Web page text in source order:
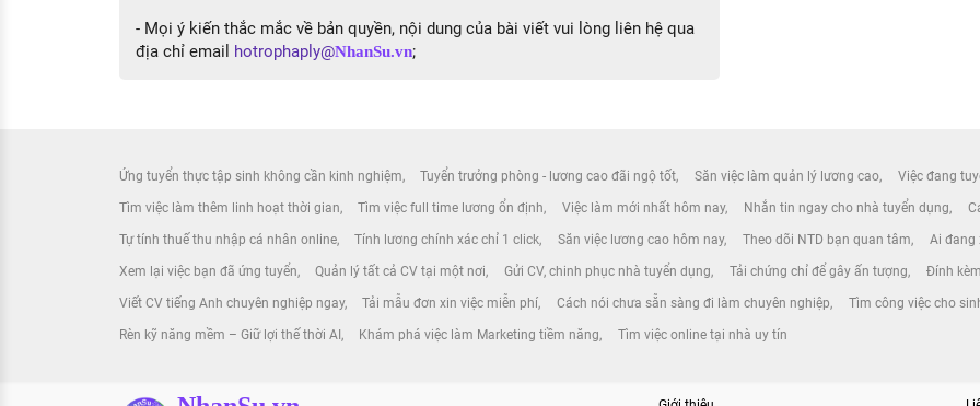
- Mọi ý kiến thắc mắc về bản quyền, nội dung của bài viết vui lòng liên hệ qua
địa chỉ email hotrophaply@NhanSu.vn;
Ứng tuyển thực tập sinh không cần kinh nghiệm Tuyển trưởng phòng - lương cao đãi ngộ tốt Săn việc làm quản lý lương cao Việc đang
Tìm việc làm thêm linh hoạt thời gian Tìm việc full time lương ổn định Việc làm mới nhất hôm nay Nhắn tin ngay cho nhà tuyển dụng
Tự tính thuế thu nhập cá nhân online Tính lương chính xác chỉ 1 click Săn việc lương cao hôm nay Theo dõi NTD bạn quan tâm Ai đang
Xem lại việc bạn đã ứng tuyển Quản lý tất cả CV tại một nơi Gửi CV, chinh phục nhà tuyển dụng Tải chứng chỉ để gây ấn tượng Đính
Viết CV tiếng Anh chuyên nghiệp ngay Tải mẫu đơn xin việc miễn phí Cách nói chưa sẵn sàng đi làm chuyên nghiệp Tìm công việc cho
Rèn kỹ năng mềm – Giữ lợi thế thời AI Khám phá việc làm Marketing tiềm năng Tìm việc online tại nhà uy tín